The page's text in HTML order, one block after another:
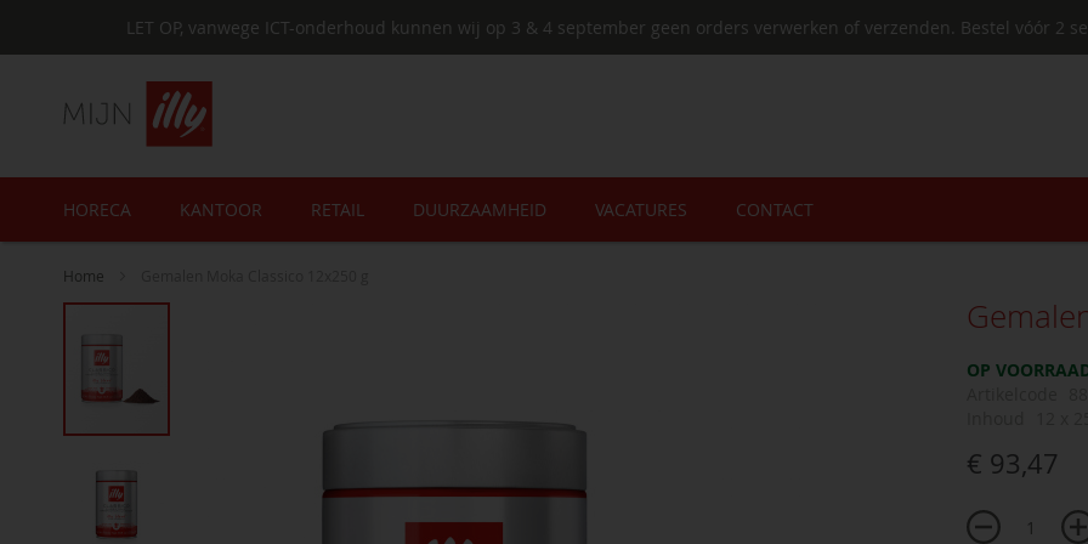
LET OP, vanwege ICT-onderhoud kunnen wij op 3 & 4 september geen orders verwerken of verzenden. Bestel vóór 2
HORECA
KANTOOR RETAIL DUURZAAMHEID VACATURES CONTACT
Home
OP
€ 93,47
Ga
einde
van
de
gallerij